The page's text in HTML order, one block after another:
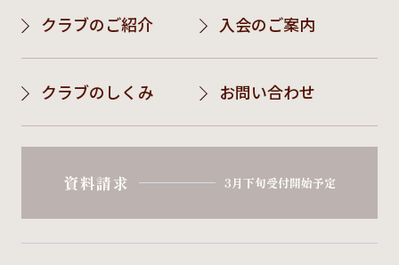
クラブのご紹介 入会のご案内
クラブのしくみ お問い合わせ
資料請求 3月下旬受付開始予定